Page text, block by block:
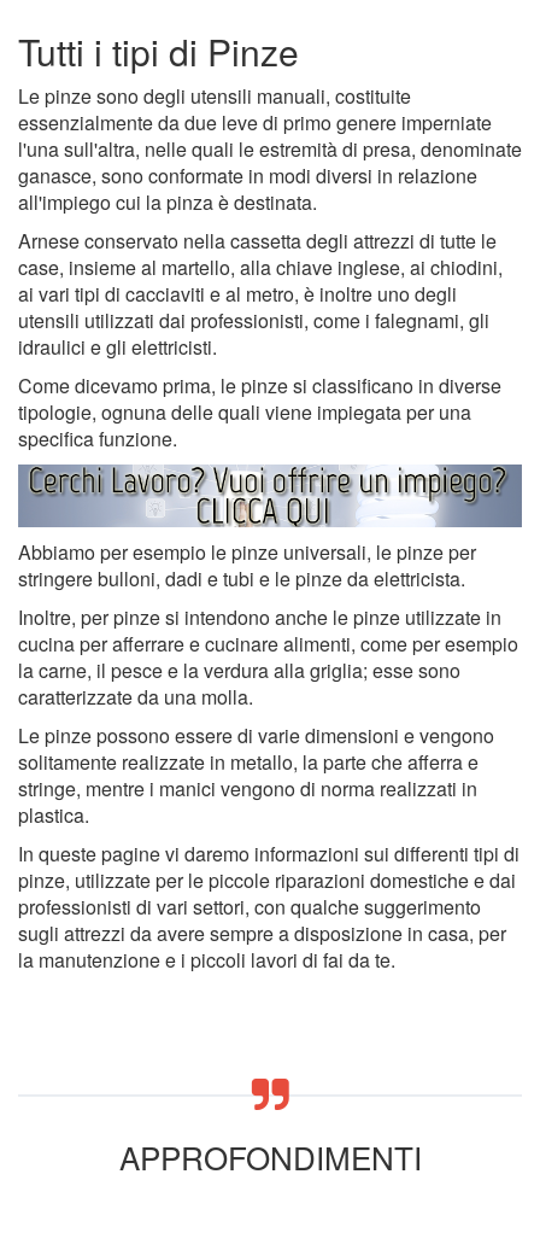
Tutti i tipi di Pinze
Le pinze sono degli utensili manuali, costituite
essenzialmente da due leve di primo genere imperniate
l'una sull'altra, nelle quali le estremità di presa, denominate
ganasce, sono conformate in modi diversi in relazione
all'impiego cui la pinza è destinata.
Arnese conservato nella cassetta degli attrezzi di tutte le
case, insieme al martello, alla chiave inglese, ai chiodini,
ai vari tipi di cacciaviti e al metro, è inoltre uno degli
utensili utilizzati dai professionisti, come i falegnami, gli
idraulici e gli elettricisti.
Come dicevamo prima, le pinze si classificano in diverse
tipologie, ognuna delle quali viene impiegata per una
specifica funzione.
Abbiamo per esempio le pinze universali, le pinze per
stringere bulloni, dadi e tubi e le pinze da elettricista.
Inoltre, per pinze si intendono anche le pinze utilizzate in
cucina per afferrare e cucinare alimenti, come per esempio
la carne, il pesce e la verdura alla griglia; esse sono
caratterizzate da una molla.
Le pinze possono essere di varie dimensioni e vengono
solitamente realizzate in metallo, la parte che afferra e
stringe, mentre i manici vengono di norma realizzati in
plastica.
In queste pagine vi daremo informazioni sui differenti tipi di
pinze, utilizzate per le piccole riparazioni domestiche e dai
professionisti di vari settori, con qualche suggerimento
sugli attrezzi da avere sempre a disposizione in casa, per
la manutenzione e i piccoli lavori di fai da te.
APPROFONDIMENTI